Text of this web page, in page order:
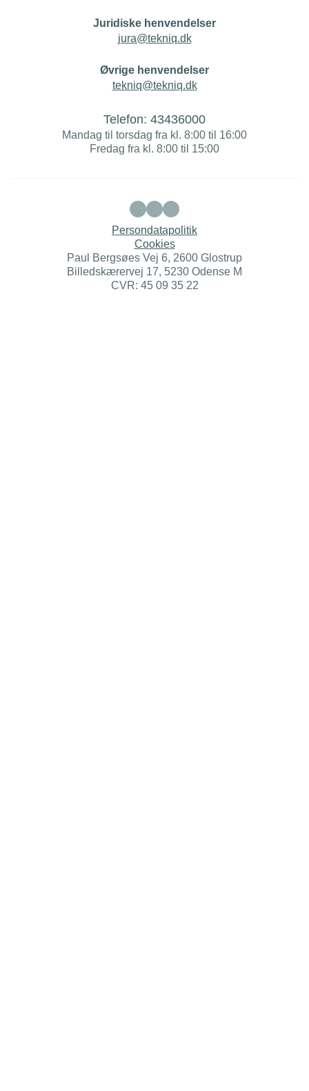
Juridiske henvendelser
jura@tekniq.dk
Øvrige henvendelser
tekniq@tekniq.dk
Telefon: 43436000
Mandag til torsdag fra kl. 8:00 til 16:00
Fredag fra kl. 8:00 til 15:00
Persondatapolitik
Cookies
Paul Bergsøes Vej 6, 2600 Glostrup
Billedskærervej 17, 5230 Odense M
CVR: 45 09 35 22